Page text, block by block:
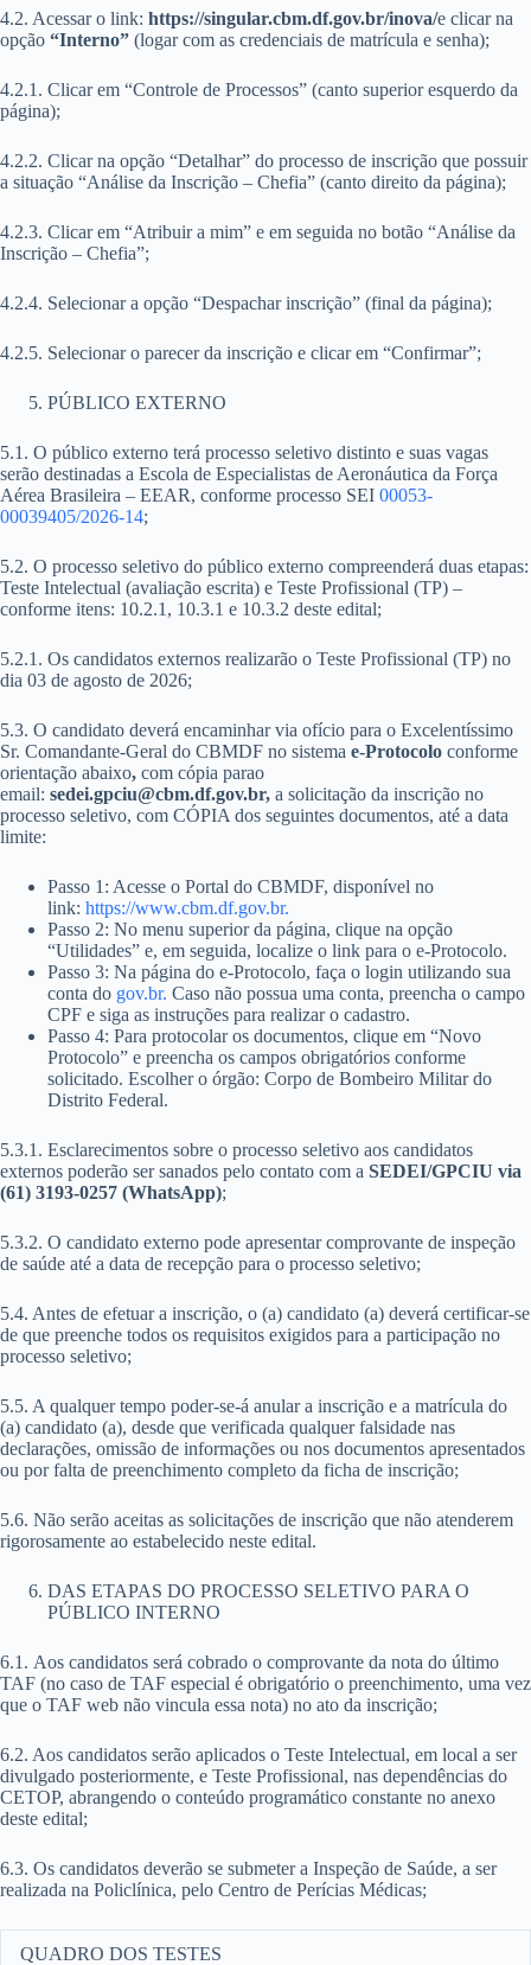
4.2. Acessar o link: https://singular.cbm.df.gov.br/inova/e clicar na
opção “Interno” (logar com as credenciais de matrícula e senha);
4.2.1. Clicar em “Controle de Processos” (canto superior esquerdo da
página);
4.2.2. Clicar na opção “Detalhar” do processo de inscrição que possuir
a situação “Análise da Inscrição – Chefia” (canto direito da página);
4.2.3. Clicar em “Atribuir a mim” e em seguida no botão “Análise da
Inscrição – Chefia”;
4.2.4. Selecionar a opção “Despachar inscrição” (final da página);
4.2.5. Selecionar o parecer da inscrição e clicar em “Confirmar”;
PÚBLICO EXTERNO
5.1. O público externo terá processo seletivo distinto e suas vagas
serão destinadas a Escola de Especialistas de Aeronáutica da Força
Aérea Brasileira – EEAR, conforme processo SEI 00053-
00039405/2026-14;
5.2. O processo seletivo do público externo compreenderá duas etapas:
Teste Intelectual (avaliação escrita) e Teste Profissional (TP) –
conforme itens: 10.2.1, 10.3.1 e 10.3.2 deste edital;
5.2.1. Os candidatos externos realizarão o Teste Profissional (TP) no
dia 03 de agosto de 2026;
5.3. O candidato deverá encaminhar via ofício para o Excelentíssimo
Sr. Comandante-Geral do CBMDF no sistema e-Protocolo conforme
orientação abaixo, com cópia parao
email: sedei.gpciu@cbm.df.gov.br, a solicitação da inscrição no
processo seletivo, com CÓPIA dos seguintes documentos, até a data
limite:
Passo 1: Acesse o Portal do CBMDF, disponível no
link: https://www.cbm.df.gov.br.
Passo 2: No menu superior da página, clique na opção
“Utilidades” e, em seguida, localize o link para o e-Protocolo.
Passo 3: Na página do e-Protocolo, faça o login utilizando sua
conta do gov.br. Caso não possua uma conta, preencha o campo
CPF e siga as instruções para realizar o cadastro.
Passo 4: Para protocolar os documentos, clique em “Novo
Protocolo” e preencha os campos obrigatórios conforme
solicitado. Escolher o órgão: Corpo de Bombeiro Militar do
Distrito Federal.
5.3.1. Esclarecimentos sobre o processo seletivo aos candidatos
externos poderão ser sanados pelo contato com a SEDEI/GPCIU via
(61) 3193-0257 (WhatsApp);
5.3.2. O candidato externo pode apresentar comprovante de inspeção
de saúde até a data de recepção para o processo seletivo;
5.4. Antes de efetuar a inscrição, o (a) candidato (a) deverá certificar-se
de que preenche todos os requisitos exigidos para a participação no
processo seletivo;
5.5. A qualquer tempo poder-se-á anular a inscrição e a matrícula do
(a) candidato (a), desde que verificada qualquer falsidade nas
declarações, omissão de informações ou nos documentos apresentados
ou por falta de preenchimento completo da ficha de inscrição;
5.6. Não serão aceitas as solicitações de inscrição que não atenderem
rigorosamente ao estabelecido neste edital.
DAS ETAPAS DO PROCESSO SELETIVO PARA O
PÚBLICO INTERNO
6.1. Aos candidatos será cobrado o comprovante da nota do último
TAF (no caso de TAF especial é obrigatório o preenchimento, uma vez
que o TAF web não vincula essa nota) no ato da inscrição;
6.2. Aos candidatos serão aplicados o Teste Intelectual, em local a ser
divulgado posteriormente, e Teste Profissional, nas dependências do
CETOP, abrangendo o conteúdo programático constante no anexo
deste edital;
6.3. Os candidatos deverão se submeter a Inspeção de Saúde, a ser
realizada na Policlínica, pelo Centro de Perícias Médicas;
QUADRO DOS TESTES